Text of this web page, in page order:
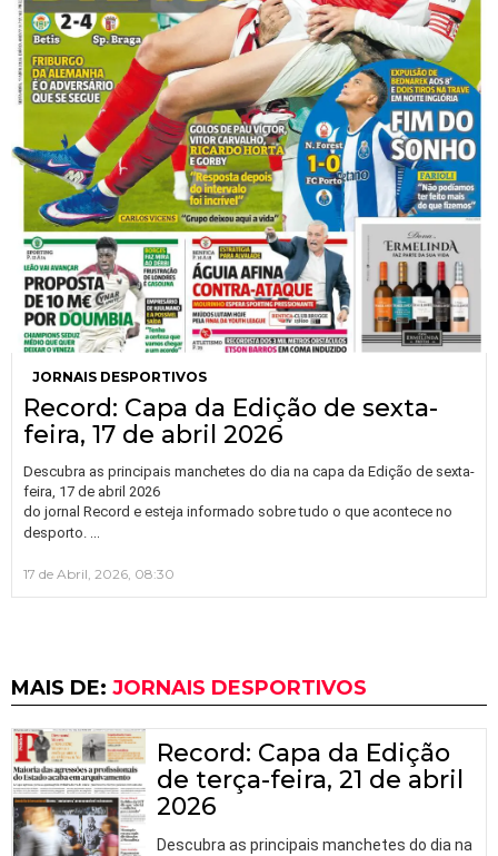
JORNAIS DESPORTIVOS
Record: Capa da Edição de sexta-
feira, 17 de abril 2026
Descubra as principais manchetes do dia na capa da Edição de sexta-
feira, 17 de abril 2026
do jornal Record e esteja informado sobre tudo o que acontece no
desporto.
17 de Abril, 2026, 08:30
MAIS DE: JORNAIS DESPORTIVOS
Record: Capa da Edição
de terça-feira, 21 de abril
2026
Descubra as principais manchetes do dia na